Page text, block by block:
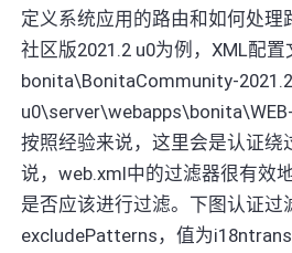
定义系统应用的路由和如何处理
社区版2021.2 u0为例，XML配置
bonita\BonitaCommunity-
u0\server\webapps\bonita\WEB-
按照经验来说，这里会是认证绕
说，web.xml中的过滤器很有效
是否应该进行过滤。下图认证过
excludePatterns，值为